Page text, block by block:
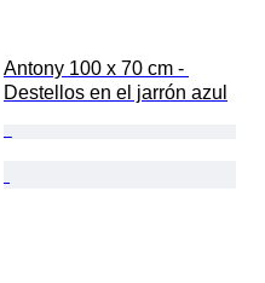
Antony 100 x 70 cm -
Destellos en el jarrón azul